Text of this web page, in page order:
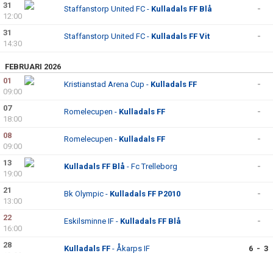
31
12:00
Staffanstorp United FC - Kulladals FF Blå -
31
14:30
Staffanstorp United FC - Kulladals FF Vit -
FEBRUARI 2026
01
09:00
Kristianstad Arena Cup - Kulladals FF -
07
18:00
Romelecupen - Kulladals FF -
08
09:00
Romelecupen - Kulladals FF -
13
19:00
Kulladals FF Blå - Fc Trelleborg -
21
13:00
Bk Olympic - Kulladals FF P2010 -
22
16:00
Eskilsminne IF - Kulladals FF Blå -
28
Kulladals FF - Åkarps IF 6 - 3